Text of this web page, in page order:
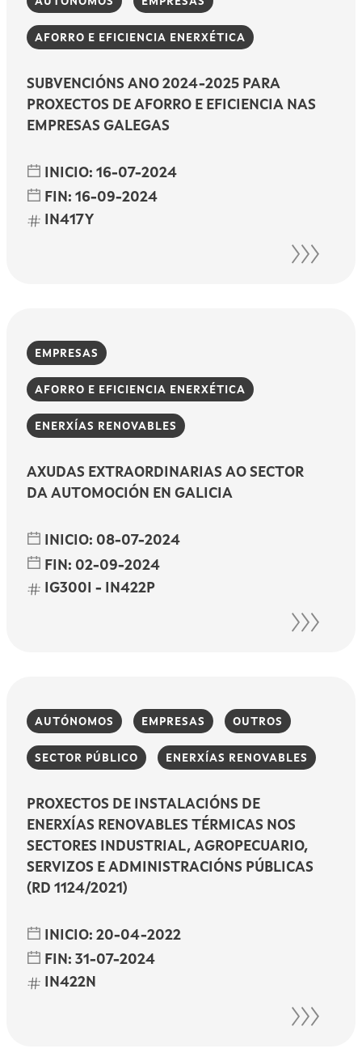
AFORRO E EFICIENCIA ENERXÉTICA
SUBVENCIÓNS ANO 2024-2025 PARA
PROXECTOS DE AFORRO E EFICIENCIA NAS
EMPRESAS GALEGAS
INICIO: 16-07-2024
FIN: 16-09-2024
IN417Y
EMPRESAS
AFORRO E EFICIENCIA ENERXÉTICA
ENERXÍAS RENOVABLES
AXUDAS EXTRAORDINARIAS AO SECTOR
DA AUTOMOCIÓN EN GALICIA
INICIO: 08-07-2024
FIN: 02-09-2024
IG300I - IN422P
AUTÓNOMOS EMPRESAS OUTROS
SECTOR PÚBLICO ENERXÍAS RENOVABLES
PROXECTOS DE INSTALACIÓNS DE
ENERXÍAS RENOVABLES TÉRMICAS NOS
SECTORES INDUSTRIAL, AGROPECUARIO,
SERVIZOS E ADMINISTRACIÓNS PÚBLICAS
(RD 1124/2021)
INICIO: 20-04-2022
FIN: 31-07-2024
IN422N